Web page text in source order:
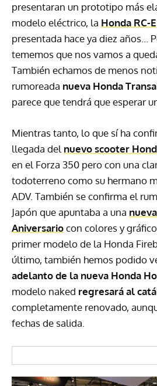
presentaran un prototipo más
modelo eléctrico, la Honda RC-E
presentada hace ya diez años…
tememos que nos vamos a
También echamos de menos
rumoreada nueva Honda
parece que tendrá que esperar
Mientras tanto, lo que sí ha
llegada del nuevo scooter
en el Forza 350 pero con una
todoterreno como su hermano
ADV. También se confirma el
Japón que apuntaba a una
Aniversariocon colores y
primer modelo de la Honda
último, también hemos podido
adelanto de la nueva Honda
modelo naked regresará al
completamente renovado,
fechas de salida.